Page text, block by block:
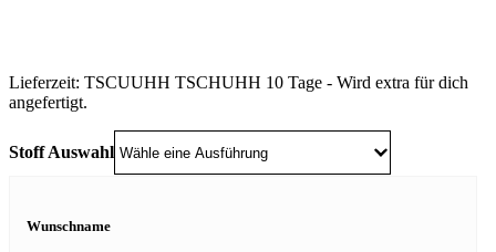
Lieferzeit: TSCUUHH TSCHUHH 10 Tage - Wird extra für dich
angefertigt.
Stoff Auswahl
Wunschname